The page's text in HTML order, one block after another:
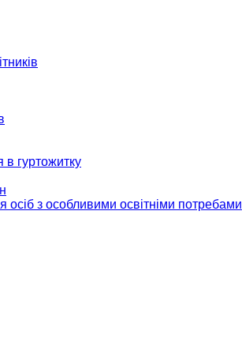
в гуртожитку
осіб з особливими освітніми потребами